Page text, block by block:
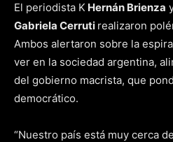
El periodista K Hernán Brienza
Gabriela Cerruti realizaron
Ambos alertaron sobre la
ver en la sociedad argentina,
del gobierno macrista, que
democrático.
“Nuestro país está muy cerca